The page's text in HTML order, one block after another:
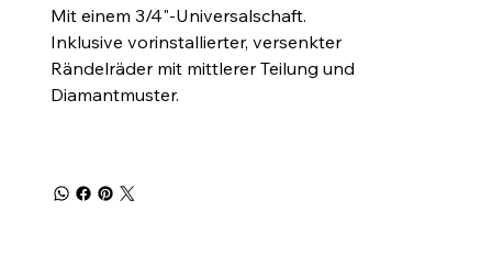
Mit einem 3/4"-Universalschaft.
Inklusive vorinstallierter, versenkter
Rändelräder mit mittlerer Teilung und
Diamantmuster.